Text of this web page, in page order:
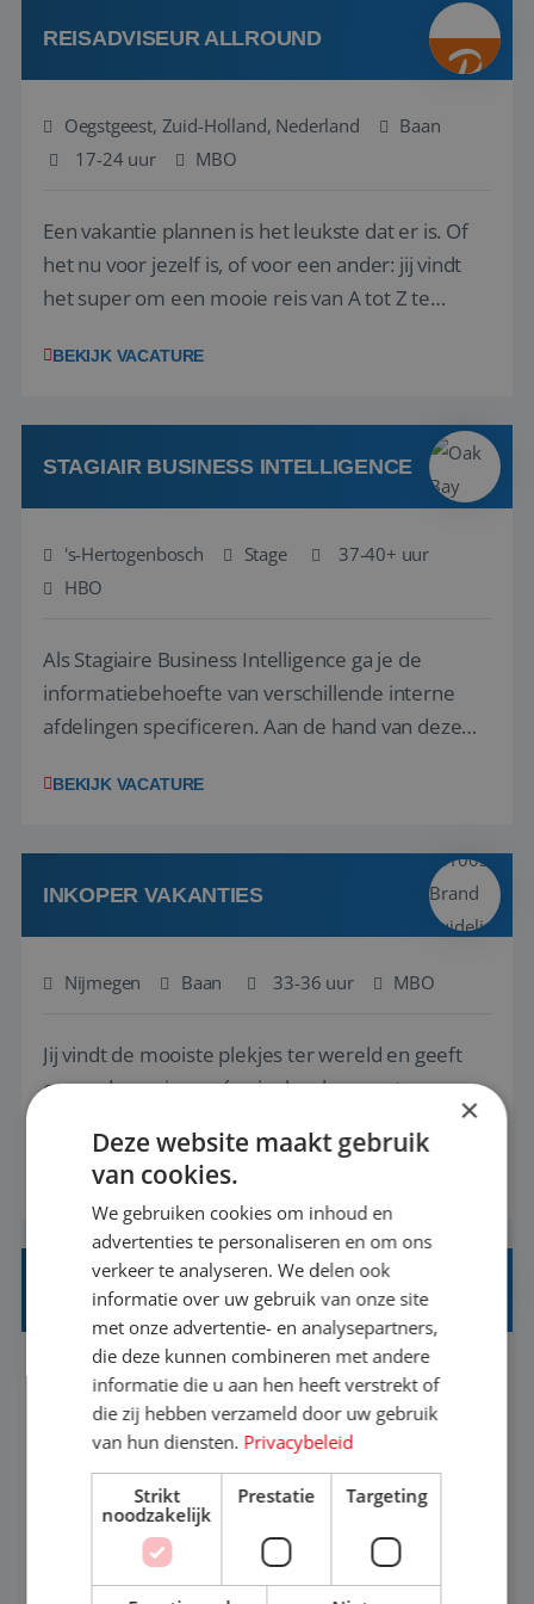
REISADVISEUR ALLROUND
Oegstgeest, Zuid-Holland, Nederland
Baan
17-24 uur
MBO
Een vakantie plannen is het leukste dat er is. Of
het nu voor jezelf is, of voor een ander: jij vindt
het super om een mooie reis van A tot Z te
vakantiegangers de meest prachtige plekjes op
werken: of het nu gaat om vragen ...
BEKIJK VACATURE
STAGIAIR BUSINESS INTELLIGENCE
's-Hertogenbosch Stage
37-40+ uur
HBO
Als Stagiaire Business Intelligence ga je de
informatiebehoefte van verschillende interne
afdelingen specificeren. Aan de hand van deze
adviezen, rapportages en dashboards
producten ontwikkel je door middel van de data
uit ons datawa...
BEKIJK VACATURE
INKOPER VAKANTIES
Nijmegen Baan 33-36 uur MBO
Jij vindt de mooiste plekjes ter wereld en geeft
eenoudergezinnen én singles de meest
onvergetelijke vakanties van hun leven, hoe gaaf
is dat? Ben jij de commerciële professional die
net zo goed thuis is in een onderhandeling als op
verkenning bij een nieuwe accommodatie ergens
in Europa? Dan is dit jouw kans. A...
BEKIJK VACATURE
INKOPER VAKANTIES
Nijmegen Baan 33-36 uur MBO
Jij vindt de mooiste plekjes ter wereld en geeft
eenoudergezinnen én singles de meest
onvergetelijke vakanties van hun leven, hoe gaaf
is dat? Ben jij de commerciële professional die
net zo goed thuis is in een onderhandeling als op
×
Deze website maakt gebruik
van cookies.
We gebruiken cookies om inhoud en
advertenties te personaliseren en om ons
verkeer te analyseren. We delen ook
informatie over uw gebruik van onze site
met onze advertentie- en analysepartners,
die deze kunnen combineren met andere
informatie die u aan hen heeft verstrekt of
die zij hebben verzameld door uw gebruik
van hun diensten. Privacybeleid
Strikt
noodzakelijk
Prestatie Targeting